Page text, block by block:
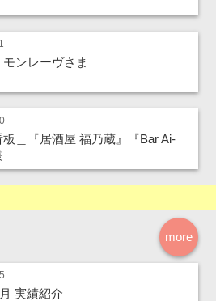
モンレーヴさま
板＿『居酒屋 福乃蔵』『Bar Ai-
more
実績紹介